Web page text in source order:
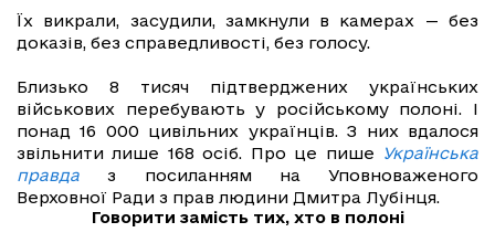
Їх викрали, засудили, замкнули в камерах — без
доказів, без справедливості, без голосу.
Близько 8 тисяч підтверджених українських
військових перебувають у російському полоні. І
понад 16 000 цивільних українців. З них вдалося
звільнити лише 168 осіб. Про це пише Українська
правда з посиланням на Уповноваженого
Верховної Ради з прав людини Дмитра Лубінця.
Говорити замість тих, хто в полоні